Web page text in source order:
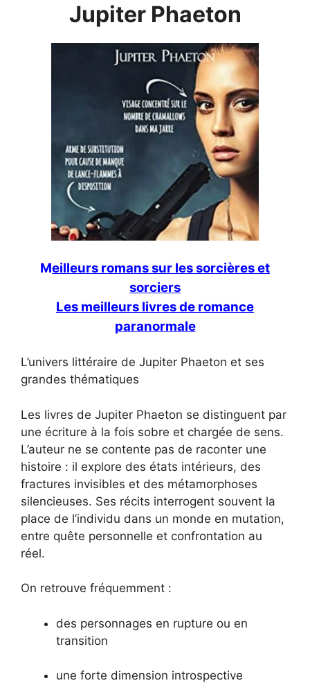
Jupiter Phaeton
Meilleurs romans sur les sorcières et
sorciers
Les meilleurs livres de romance
paranormale
L’univers littéraire de Jupiter Phaeton et ses
grandes thématiques
Les livres de Jupiter Phaeton se distinguent par
une écriture à la fois sobre et chargée de sens.
L’auteur ne se contente pas de raconter une
histoire : il explore des états intérieurs, des
fractures invisibles et des métamorphoses
silencieuses. Ses récits interrogent souvent la
place de l’individu dans un monde en mutation,
entre quête personnelle et confrontation au
réel.
On retrouve fréquemment :
des personnages en rupture ou en
transition
une forte dimension introspective